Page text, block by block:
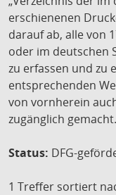
erschienenen
darauf ab, alle von
oder im deutschen
zu erfassen und zu
entsprechenden
von vornherein
zugänglich gemacht.
Status: DFG-
1 Treffer sortiert